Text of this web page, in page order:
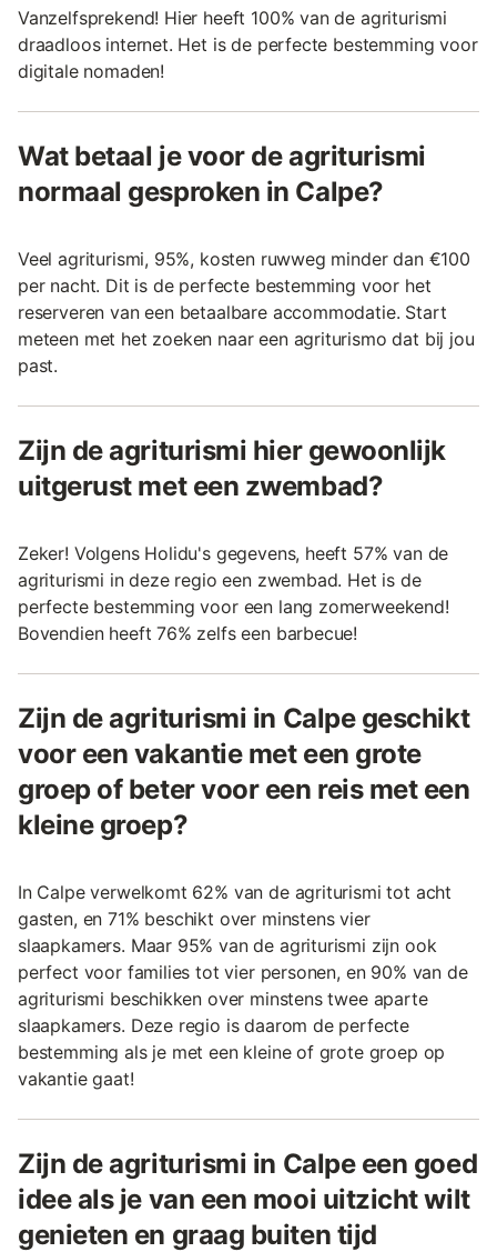
Vanzelfsprekend! Hier heeft 100% van de agriturismi
draadloos internet. Het is de perfecte bestemming voor
digitale nomaden!
Wat betaal je voor de agriturismi
normaal gesproken in Calpe?
Veel agriturismi, 95%, kosten ruwweg minder dan €100
per nacht. Dit is de perfecte bestemming voor het
reserveren van een betaalbare accommodatie. Start
meteen met het zoeken naar een agriturismo dat bij jou
past.
Zijn de agriturismi hier gewoonlijk
uitgerust met een zwembad?
Zeker! Volgens Holidu's gegevens, heeft 57% van de
agriturismi in deze regio een zwembad. Het is de
perfecte bestemming voor een lang zomerweekend!
Bovendien heeft 76% zelfs een barbecue!
Zijn de agriturismi in Calpe geschikt
voor een vakantie met een grote
groep of beter voor een reis met een
kleine groep?
In Calpe verwelkomt 62% van de agriturismi tot acht
gasten, en 71% beschikt over minstens vier
slaapkamers. Maar 95% van de agriturismi zijn ook
perfect voor families tot vier personen, en 90% van de
agriturismi beschikken over minstens twee aparte
slaapkamers. Deze regio is daarom de perfecte
bestemming als je met een kleine of grote groep op
vakantie gaat!
Zijn de agriturismi in Calpe een goed
idee als je van een mooi uitzicht wilt
genieten en graag buiten tijd